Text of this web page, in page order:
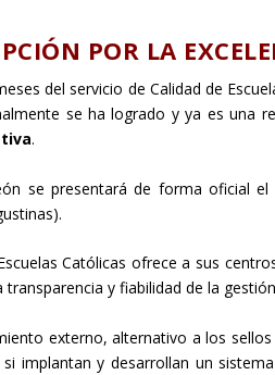
POR LA
del servicio de Calidad de
se ha logrado y ya es una
.
se presentará de forma oficial
Católicas ofrece a sus
transparencia y fiabilidad de la
externo, alternativo a los
implantan y desarrollan un